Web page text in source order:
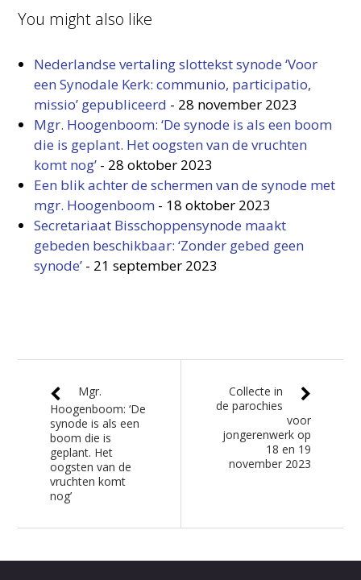
You might also like
Nederlandse vertaling slottekst synode ‘Voor
een Synodale Kerk: communio, participatio,
missio’ gepubliceerd - 28 november 2023
Mgr. Hoogenboom: ‘De synode is als een boom
die is geplant. Het oogsten van de vruchten
komt nog’ - 28 oktober 2023
Een blik achter de schermen van de synode met
mgr. Hoogenboom - 18 oktober 2023
Secretariaat Bisschoppensynode maakt
gebeden beschikbaar: ‘Zonder gebed geen
synode’ - 21 september 2023
Mgr.
Hoogenboom: ‘De
synode is als een
boom die is
geplant. Het
oogsten van de
vruchten komt
nog’
Collecte in
de parochies
voor
jongerenwerk op
18 en 19
november 2023